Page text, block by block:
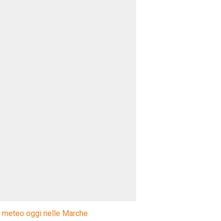
meteo oggi nelle Marche